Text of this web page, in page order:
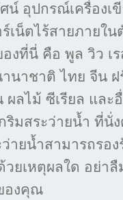
อุปกรณ์เครื่องเ
เน็ตไร้สายภายใ
งที่นี่ คือ พูล วิว เ
นาชาติ ไทย จีน
ผลไม้ ซีเรียล และ
มสระว่ายน้ำ ที่นั่
ายน้ำสามารถรอ
ยเหตุผลใด อย่า
องคุณ